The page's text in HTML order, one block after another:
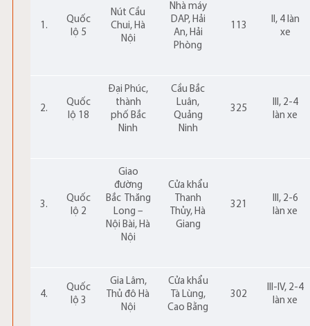
1.
Quốc
lộ 5
Nút Cầu
Chui, Hà
Nội
Nhà máy
DAP, Hải
An, Hải
Phòng
113
II, 4 làn
xe
2.
Quốc
lộ 18
Đại Phúc,
thành
phố Bắc
Ninh
Cầu Bắc
Luân,
Quảng
Ninh
325
III, 2-4
làn xe
3.
Quốc
lộ 2
Giao
đường
Bắc Thăng
Long –
Nội Bài, Hà
Nội
Cửa khẩu
Thanh
Thủy, Hà
Giang
321
III, 2-6
làn xe
4.
Quốc
lộ 3
Gia Lâm,
Thủ đô Hà
Nội
Cửa khẩu
Tà Lùng,
Cao Bằng
302
III-IV, 2-4
làn xe